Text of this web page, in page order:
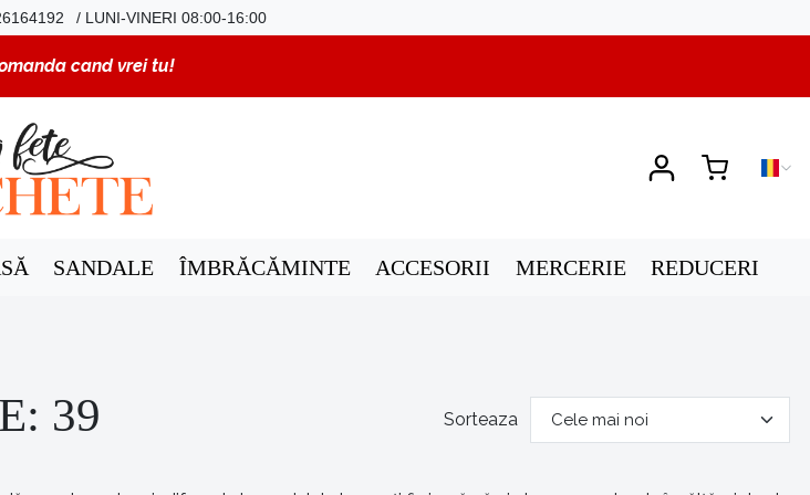
/ LUNI-VINERI 08:00-16:00
cand vrei tu!
SANDALE ÎMBRĂCĂMINTE ACCESORII MERCERIE REDUCERI
39 Sorteaza